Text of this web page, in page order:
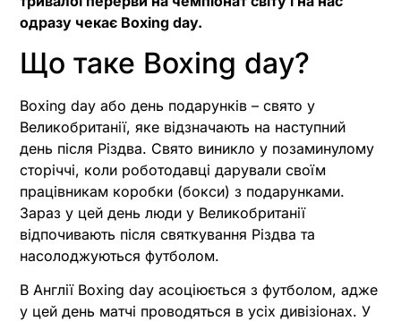
одразу чекає Boxing day.
Що таке Boxing day?
Boxing day або день подарунків – свято у
Великобританії, яке відзначають на наступний
день після Різдва. Свято виникло у позаминулому
сторіччі, коли роботодавці дарували своїм
працівникам коробки (бокси) з подарунками.
Зараз у цей день люди у Великобританії
відпочивають після святкування Різдва та
насолоджуються футболом.
В Англії Boxing day асоціюється з футболом, адже
у цей день матчі проводяться в усіх дивізіонах. У